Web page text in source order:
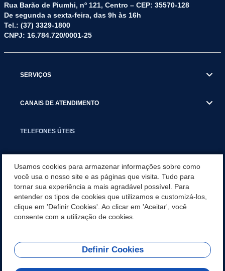
Rua Barão de Piumhi, nº 121, Centro – CEP: 35570-128
De segunda a sexta-feira, das 9h às 16h
Tel.: (37) 3329-1800
CNPJ: 16.784.720/0001-25
SERVIÇOS
CANAIS DE ATENDIMENTO
TELEFONES ÚTEIS
NOTÍCIAS
APLICATIVO
REDES SOCIAIS
Usamos cookies para armazenar informações sobre como
você usa o nosso site e as páginas que visita. Tudo para
tornar sua experiência a mais agradável possível. Para
entender os tipos de cookies que utilizamos e customizá-los,
clique em 'Definir Cookies'. Ao clicar em 'Aceitar', você
consente com a utilização de cookies.
Definir Cookies